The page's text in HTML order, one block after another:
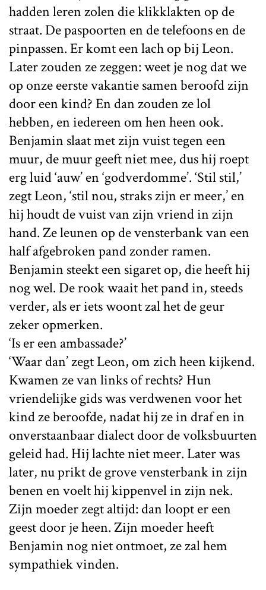
hadden leren zolen die klikklakten op de
straat. De paspoorten en de telefoons en de
pinpassen. Er komt een lach op bij Leon.
Later zouden ze zeggen: weet je nog dat we
op onze eerste vakantie samen beroofd zijn
door een kind? En dan zouden ze lol
hebben, en iedereen om hen heen ook.
Benjamin slaat met zijn vuist tegen een
muur, de muur geeft niet mee, dus hij roept
erg luid ‘auw’ en ‘godverdomme’. ‘Stil stil,’
zegt Leon, ‘stil nou, straks zijn er meer,’ en
hij houdt de vuist van zijn vriend in zijn
hand. Ze leunen op de vensterbank van een
half afgebroken pand zonder ramen.
Benjamin steekt een sigaret op, die heeft hij
nog wel. De rook waait het pand in, steeds
verder, als er iets woont zal het de geur
zeker opmerken.
‘Is er een ambassade?’
‘Waar dan’ zegt Leon, om zich heen kijkend.
Kwamen ze van links of rechts? Hun
vriendelijke gids was verdwenen voor het
kind ze beroofde, nadat hij ze in draf en in
onverstaanbaar dialect door de volksbuurten
geleid had. Hij lachte niet meer. Later was
later, nu prikt de grove vensterbank in zijn
benen en voelt hij kippenvel in zijn nek.
Zijn moeder zegt altijd: dan loopt er een
geest door je heen. Zijn moeder heeft
Benjamin nog niet ontmoet, ze zal hem
sympathiek vinden.